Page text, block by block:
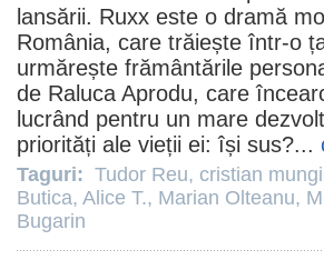
lansării. Ruxx este o dramă
România, care trăiește într-o
urmărește frământările
de Raluca Aprodu, care
lucrând pentru un mare
priorități ale vieții ei: își sus?...
Taguri: Tudor Reu, cristian
Butica, Alice T., Marian Olteanu,
Bugarin